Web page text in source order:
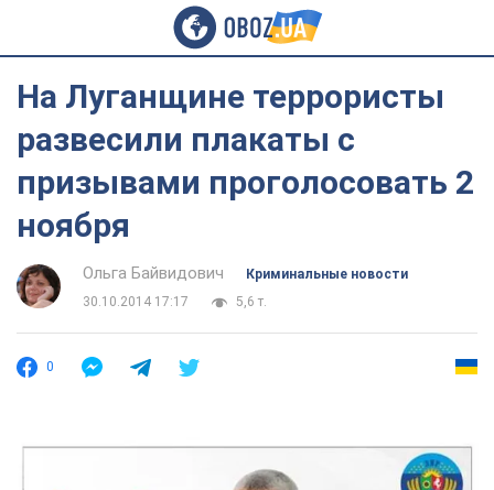
На Луганщине террористы
развесили плакаты с
призывами проголосовать 2
ноября
Ольга Байвидович
Криминальные новости
30.10.2014 17:17
5,6 т.
0